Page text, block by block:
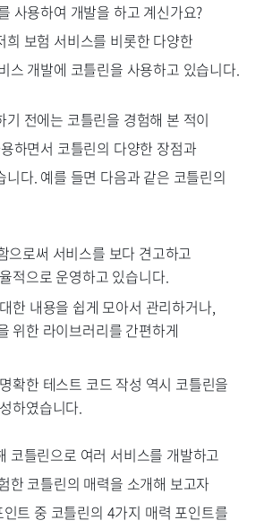
사용하여 개발을 하고 계신가요?
희 보험 서비스를 비롯한 다양한
스 개발에 코틀린을 사용하고 있습니다.
기 전에는 코틀린을 경험해 본 적이
하면서 코틀린의 다양한 장점과
니다. 예를 들면 다음과 같은 코틀린의
으로써 서비스를 보다 견고하고
적으로 운영하고 있습니다.
한 내용을 쉽게 모아서 관리하거나,
위한 라이브러리를 간편하게
확한 테스트 코드 작성 역시 코틀린을
하였습니다.
코틀린으로 여러 서비스를 개발하고
한 코틀린의 매력을 소개해 보고자
트 중 코틀린의 4가지 매력 포인트를